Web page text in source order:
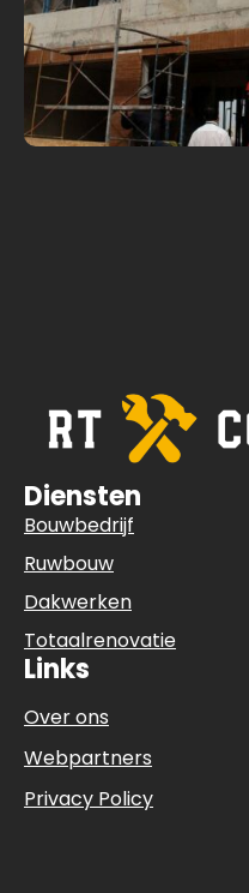
Diensten
Bouwbedrijf
Ruwbouw
Dakwerken
Totaalrenovatie
Links
Over ons
Webpartners
Privacy Policy